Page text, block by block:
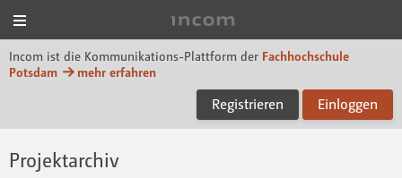
Incom ist die Kommunikations-Plattform der Fachhochschule
Potsdam
mehr erfahren
Registrieren Einloggen
Projektarchiv